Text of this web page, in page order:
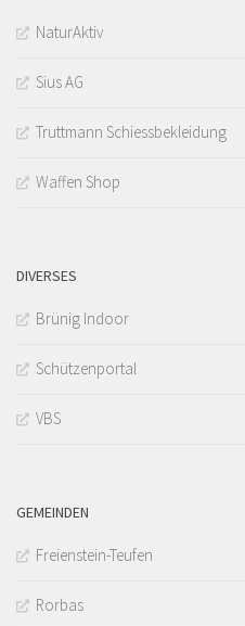
NaturAktiv
Sius AG
Truttmann Schiessbekleidung
Waffen Shop
DIVERSES
Brünig Indoor
Schützenportal
VBS
GEMEINDEN
Freienstein-Teufen
Rorbas